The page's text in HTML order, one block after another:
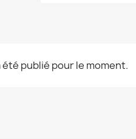
été publié pour le moment.